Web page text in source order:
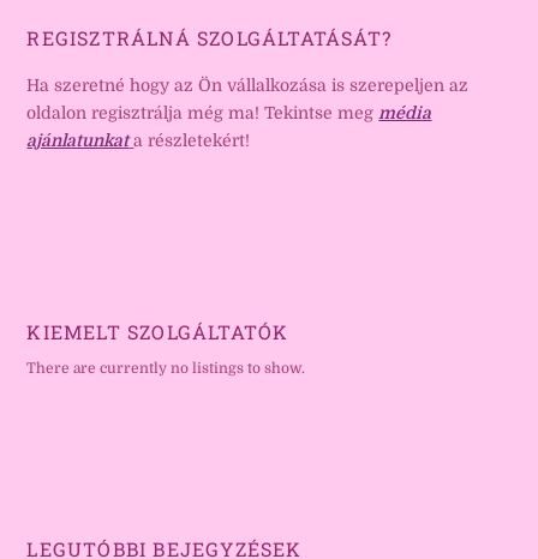
REGISZTRÁLNÁ SZOLGÁLTATÁSÁT?
Ha szeretné hogy az Ön vállalkozása is szerepeljen az
oldalon regisztrálja még ma! Tekintse meg média
ajánlatunkat a részletekért!
KIEMELT SZOLGÁLTATÓK
There are currently no listings to show.
LEGUTÓBBI BEJEGYZÉSEK